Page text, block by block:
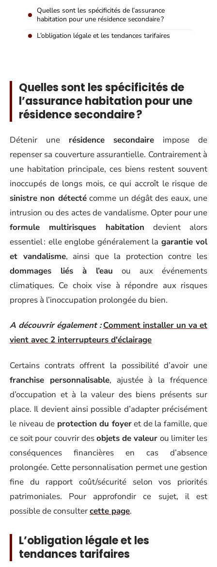
Quelles sont les spécificités de l’assurance
habitation pour une résidence secondaire ?
L’obligation légale et les tendances tarifaires
Quelles sont les spécificités de
l’assurance habitation pour une
résidence secondaire ?
Détenir une résidence secondaire impose de
repenser sa couverture assurantielle. Contrairement à
une habitation principale, ces biens restent souvent
inoccupés de longs mois, ce qui accroît le risque de
sinistre non détectécomme un dégât des eaux, une
intrusion ou des actes de vandalisme. Opter pour une
formule multirisques habitation devient alors
essentiel : elle englobe généralement la garantie vol
et vandalisme, ainsi que la protection contre les
dommages liés à l’eau ou aux événements
climatiques. Ce choix vise à répondre aux risques
propres à l’inoccupation prolongée du bien.
A découvrir également : Comment installer un va et
vient avec 2 interrupteurs d'éclairage
Certains contrats offrent la possibilité d’avoir une
franchise personnalisable, ajustée à la fréquence
d’occupation et à la valeur des biens présents sur
place. Il devient ainsi possible d’adapter précisément
le niveau de protection du foyeret de la famille, que
ce soit pour couvrir desobjets de valeur ou limiter les
conséquences financières en cas d’absence
prolongée. Cette personnalisation permet une gestion
fine du rapport coût/sécurité selon vos priorités
patrimoniales. Pour approfondir ce sujet, il est
possible de consultercette page.
L’obligation légale et les
tendances tarifaires